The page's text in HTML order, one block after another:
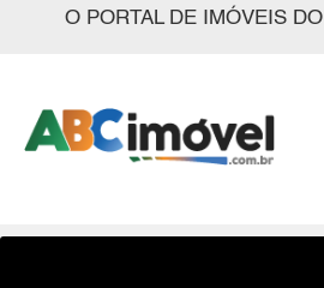
O PORTAL DE IMÓVEIS DO